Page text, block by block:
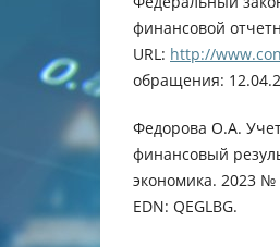
финансовой
URL: http://
обращения:
Федорова О.А.
финансовый
экономика. 2023 №
EDN: QEGLBG.